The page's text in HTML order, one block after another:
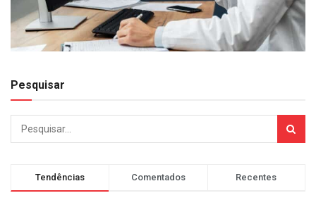
Pesquisar
Tendências Comentados Recentes